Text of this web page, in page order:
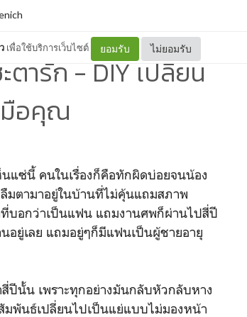
เพื่อใช้บริการเว็บไซต์ ยอมรับ ไม่ยอมรับ
ตารัก - DIY เปลี่ยน
มือคุณ
นแซ่นี้ คนในเรื่องก็คือทักผิดบ่อยจนน้อง
มตามาอยู่ในบ้านที่ไม่คุ้นแถมสภาพ
ที่บอกว่าเป็นแฟน แถมงานศพก็ผ่านไปสี่ปี
อยู่เลย แถมอยู่ๆก็มีแฟนเป็นผู้ชายอายุ
สี่ปีนั้น เพราะทุกอย่างมันกลับหัวกลับหาง
มพันธ์เปลี่ยนไปเป็นแย่แบบไม่มองหน้า